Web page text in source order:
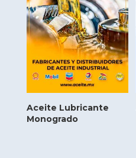
Aceite Lubricante
Monogrado